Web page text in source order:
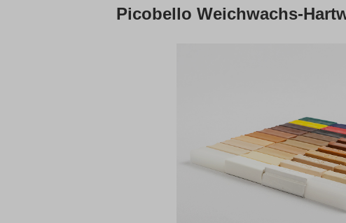
Picobello Weichwachs-